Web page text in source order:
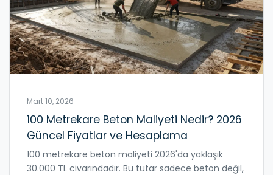
Mart 10, 2026
100 Metrekare Beton Maliyeti Nedir? 2026
Güncel Fiyatlar ve Hesaplama
100 metrekare beton maliyeti 2026'da yaklaşık
30.000 TL civarındadır. Bu tutar sadece beton değil,